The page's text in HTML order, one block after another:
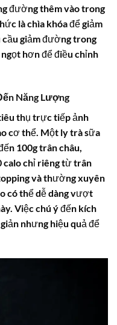
đường thêm vào trong
là chìa khóa để giảm
cầu giảm đường trong
hơn để điều chỉnh
Năng Lượng
thụ trực tiếp ảnh
cơ thể. Một ly trà sữa
100g trân châu,
chỉ riêng từ trân
và thường xuyên
có thể dễ dàng vượt
Việc chú ý đến kích
nhưng hiệu quả để